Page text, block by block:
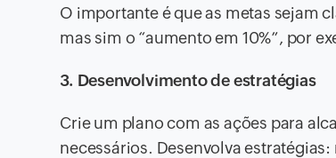
O importante é que as metas sejam
mas sim o “aumento em 10%”, por
3. Desenvolvimento de estratégias
Crie um plano com as ações para
necessários. Desenvolva